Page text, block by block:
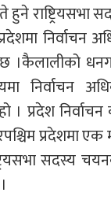
राष्ट्रियसभा
निर्वाचन
।कैलालीको
निर्वाचन
। प्रदेश
प्रदेशमा
सदस्य